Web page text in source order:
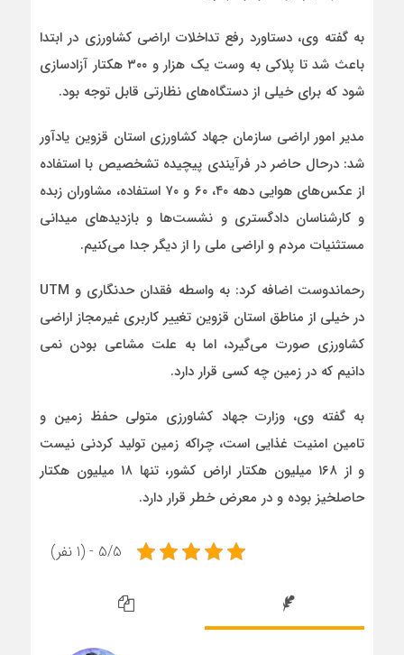
به گفته وی، دستاورد رفع تداخلات اراضی کشاورزی در ابتدا
باعث شد تا پلاکی به وست یک هزار و ۳۰۰ هکتار آزادسازی
شود که برای خیلی از دستگاه‌های نظارتی قابل توجه بود.
مدیر امور اراضی سازمان جهاد کشاورزی استان قزوین یادآور
شد: درحال حاضر در فرآیندی پیچیده تشخصیص با استفاده
از عکس‌های هوایی دهه ۴۰، ۶۰ و ۷۰ استفاده، مشاوران زبده
و کارشناسان دادگستری و نشست‌ها و بازدیدهای میدانی
مستثنیات مردم و اراضی ملی را از دیگر جدا می‌کنیم.
رحماندوست اضافه کرد: به واسطه فقدان حدنگاری و UTM
در خیلی از مناطق استان قزوین تغییر کاربری غیرمجاز اراضی
کشاورزی صورت می‎‌گیرد، اما به علت مشاعی بودن نمی
دانیم که در زمین چه کسی قرار دارد.
به گفته وی، وزارت جهاد کشاورزی متولی حفظ زمین و
تامین امنیت غذایی است، چراکه زمین تولید کردنی نیست
و از ۱۶۸ میلیون هکتار اراض کشور، تنها ۱۸ میلیون هکتار
حاصلخیز بوده و در معرض خطر قرار دارد.
5/5 - (1 نفر)